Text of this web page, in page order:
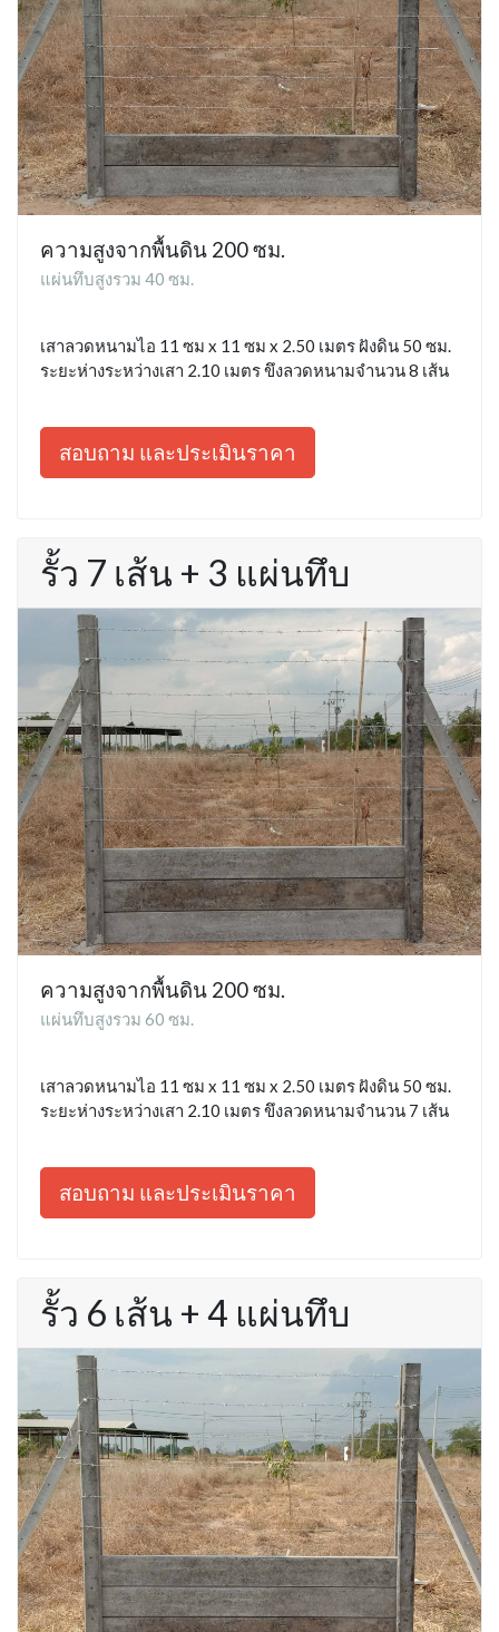
ความสูงจากพื้นดิน 200 ซม.
แผ่นทึบสูงรวม 40 ซม.
เสาลวดหนามไอ 11 ซม x 11 ซม x 2.50 เมตร ฝังดิน 50 ซม.
ระยะห่างระหว่างเสา 2.10 เมตร ขึงลวดหนามจำนวน 8 เส้น
สอบถาม และประเมินราคา
รั้ว 7 เส้น + 3 แผ่นทึบ
ความสูงจากพื้นดิน 200 ซม.
แผ่นทึบสูงรวม 60 ซม.
เสาลวดหนามไอ 11 ซม x 11 ซม x 2.50 เมตร ฝังดิน 50 ซม.
ระยะห่างระหว่างเสา 2.10 เมตร ขึงลวดหนามจำนวน 7 เส้น
สอบถาม และประเมินราคา
รั้ว 6 เส้น + 4 แผ่นทึบ